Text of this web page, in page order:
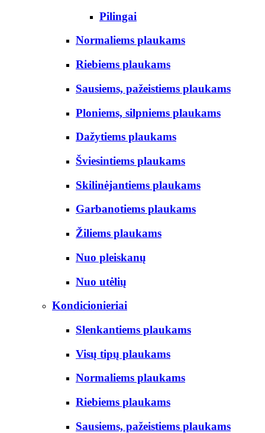
Pilingai
Normaliems plaukams
Riebiems plaukams
Sausiems, pažeistiems plaukams
Ploniems, silpniems plaukams
Dažytiems plaukams
Šviesintiems plaukams
Skilinėjantiems plaukams
Garbanotiems plaukams
Žiliems plaukams
Nuo pleiskanų
Nuo utėlių
Kondicionieriai
Slenkantiems plaukams
Visų tipų plaukams
Normaliems plaukams
Riebiems plaukams
Sausiems, pažeistiems plaukams